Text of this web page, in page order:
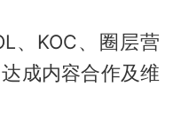
、KOC、圈层营
成内容合作及维